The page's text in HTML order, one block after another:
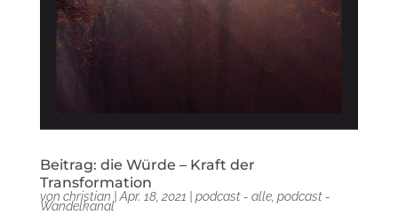
Beitrag: die Würde – Kraft der
Transformation
von christian |Apr. 18, 2021 podcast - alle, podcast -
Wandelkanal